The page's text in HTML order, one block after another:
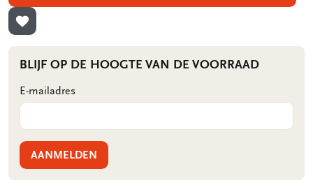
TOEVOEGEN AAN VERLANGLIJST
BLIJF OP DE HOOGTE VAN DE VOORRAAD
E-mailadres
AANMELDEN